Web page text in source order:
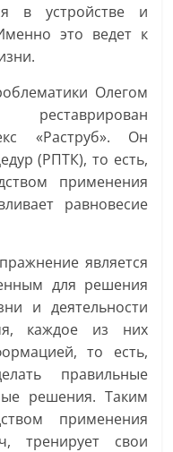
в устройстве и
это ведет к
Олегом
«Раструб». Он
(РПТК), то есть,
применения
равновесие
является
для решения
и деятельности
каждое из них
то есть,
правильные
решения. Таким
применения
тренирует свои